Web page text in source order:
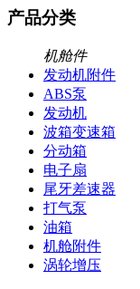
产品分类
机舱件
发动机附件
ABS泵
发动机
波箱变速箱
分动箱
电子扇
尾牙差速器
打气泵
油箱
机舱附件
涡轮增压